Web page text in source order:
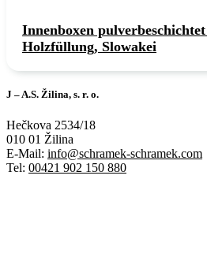
Innenboxen
Holzfüllung, Slowakei
J – A.S. Žilina, s. r. o.
Hečkova 2534/18
010 01 Žilina
E-Mail: info@schramek-schramek.com
Tel: 00421 902 150 880